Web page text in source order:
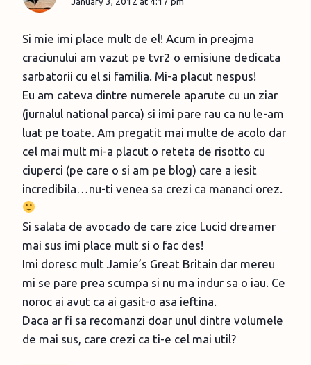
Si mie imi place mult de el! Acum in preajma
craciunului am vazut pe tvr2 o emisiune dedicata
sarbatorii cu el si familia. Mi-a placut nespus!
Eu am cateva dintre numerele aparute cu un ziar
(jurnalul national parca) si imi pare rau ca nu le-am
luat pe toate. Am pregatit mai multe de acolo dar
cel mai mult mi-a placut o reteta de risotto cu
ciuperci (pe care o si am pe blog) care a iesit
incredibila…nu-ti venea sa crezi ca mananci orez.
Si salata de avocado de care zice Lucid dreamer
mai sus imi place mult si o fac des!
Imi doresc mult Jamie’s Great Britain dar mereu
mi se pare prea scumpa si nu ma indur sa o iau. Ce
noroc ai avut ca ai gasit-o asa ieftina.
Daca ar fi sa recomanzi doar unul dintre volumele
de mai sus, care crezi ca ti-e cel mai util?